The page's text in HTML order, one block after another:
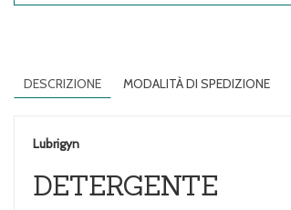
DESCRIZIONE MODALITÀ DI SPEDIZIONE
Lubrigyn
DETERGENTE